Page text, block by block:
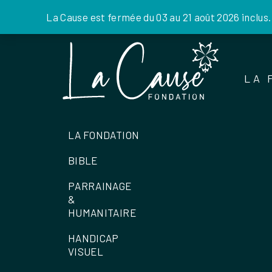
La Cause est fermée du 03 au 21 août 2026
LA
LA FONDATION
BIBLE
PARRAINAGE
&
HUMANITAIRE
HANDICAP
VISUEL